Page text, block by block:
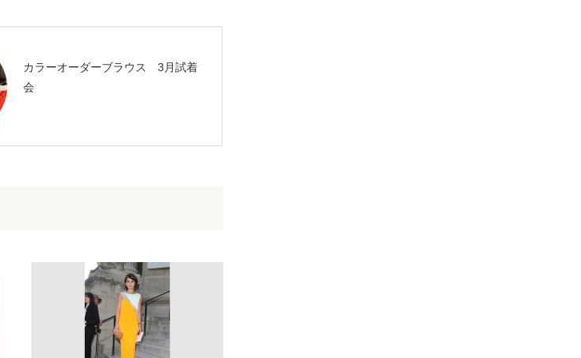
カラーオーダーブラウス 3月試着
会